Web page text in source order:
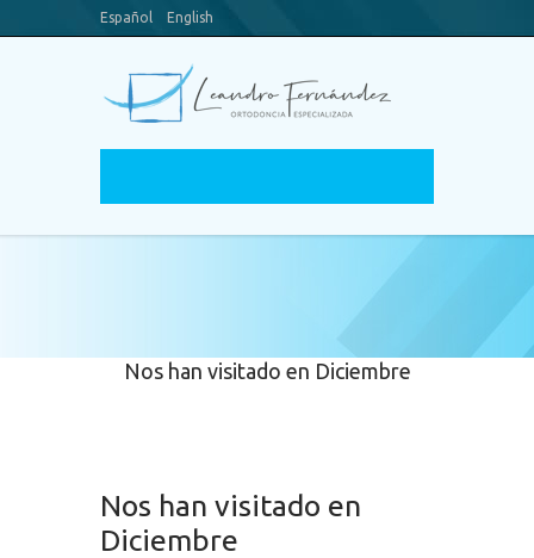
Español English
Nos han visitado en Diciembre
Nos han visitado en
Diciembre